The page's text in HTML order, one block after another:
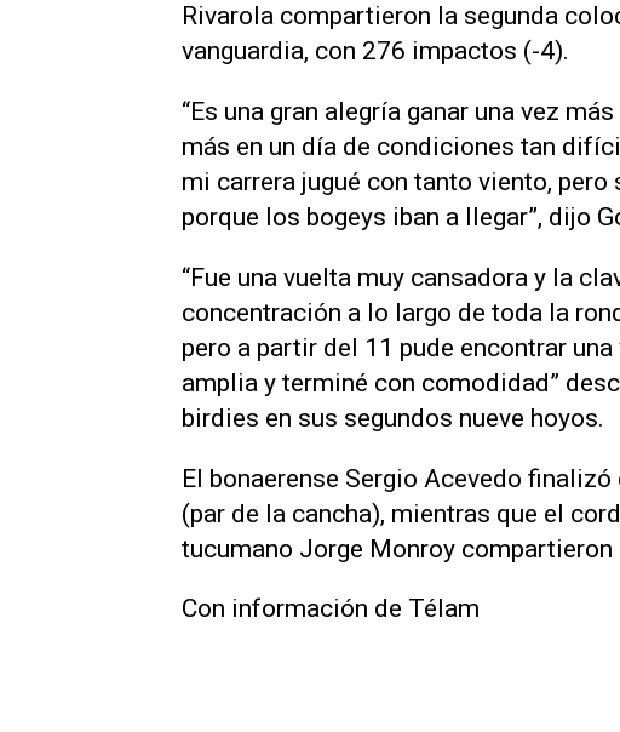
Rivarola compartieron la segunda
vanguardia, con 276 impactos (-4).
“Es una gran alegría ganar una vez
más en un día de condiciones tan
mi carrera jugué con tanto viento,
porque los bogeys iban a llegar”, dijo
“Fue una vuelta muy cansadora y la
concentración a lo largo de toda la
pero a partir del 11 pude encontrar
amplia y terminé con comodidad”
birdies en sus segundos nueve hoyos.
El bonaerense Sergio Acevedo
(par de la cancha), mientras que el
tucumano Jorge Monroy
Con información de Télam